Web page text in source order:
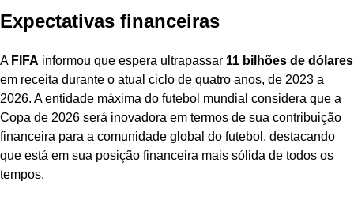
Expectativas financeiras
A FIFA informou que espera ultrapassar 11 bilhões de dólares
em receita durante o atual ciclo de quatro anos, de 2023 a
2026. A entidade máxima do futebol mundial considera que a
Copa de 2026 será inovadora em termos de sua contribuição
financeira para a comunidade global do futebol, destacando
que está em sua posição financeira mais sólida de todos os
tempos.